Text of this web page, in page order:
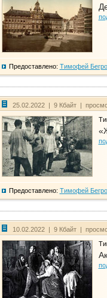
Предоставлено: Тимофей
25.02.2022 | 9 Кбайт |
Предоставлено: Тимофей
10.02.2022 | 9 Кбайт |